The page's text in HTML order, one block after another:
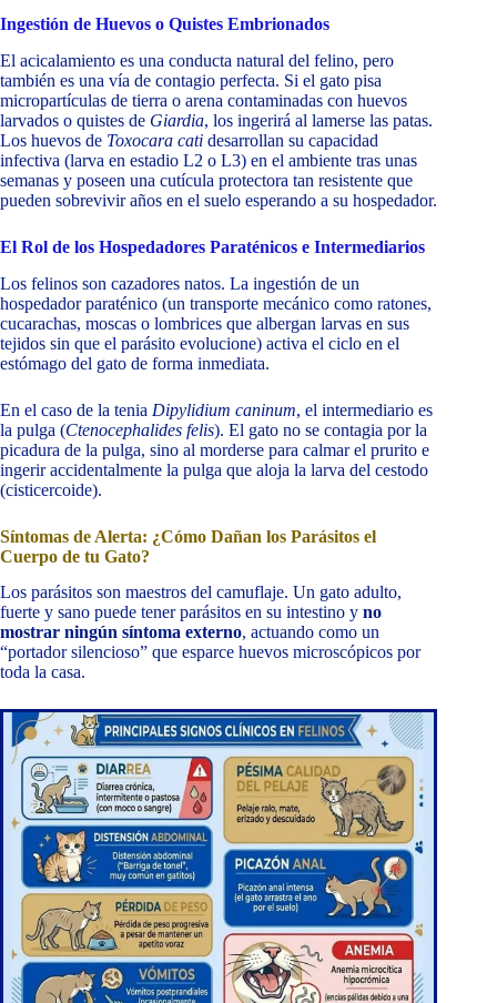
Ingestión de Huevos o Quistes Embrionados
El acicalamiento es una conducta natural del felino, pero
también es una vía de contagio perfecta. Si el gato pisa
micropartículas de tierra o arena contaminadas con huevos
larvados o quistes de Giardia, los ingerirá al lamerse las patas.
Los huevos de Toxocara cati desarrollan su capacidad
infectiva (larva en estadio L2 o L3) en el ambiente tras unas
semanas y poseen una cutícula protectora tan resistente que
pueden sobrevivir años en el suelo esperando a su hospedador.
El Rol de los Hospedadores Paraténicos e Intermediarios
Los felinos son cazadores natos. La ingestión de un
hospedador paraténico (un transporte mecánico como ratones,
cucarachas, moscas o lombrices que albergan larvas en sus
tejidos sin que el parásito evolucione) activa el ciclo en el
estómago del gato de forma inmediata.
En el caso de la tenia Dipylidium caninum, el intermediario es
la pulga (Ctenocephalides felis). El gato no se contagia por la
picadura de la pulga, sino al morderse para calmar el prurito e
ingerir accidentalmente la pulga que aloja la larva del cestodo
(cisticercoide).
Síntomas de Alerta: ¿Cómo Dañan los Parásitos el
Cuerpo de tu Gato?
Los parásitos son maestros del camuflaje. Un gato adulto,
fuerte y sano puede tener parásitos en su intestino y no
mostrar ningún síntoma externo, actuando como un
“portador silencioso” que esparce huevos microscópicos por
toda la casa.